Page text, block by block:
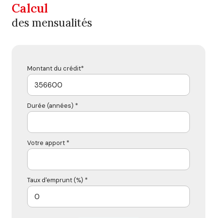
Calcul
des mensualités
Montant du crédit*
Durée (années) *
Votre apport *
Taux d'emprunt (%) *